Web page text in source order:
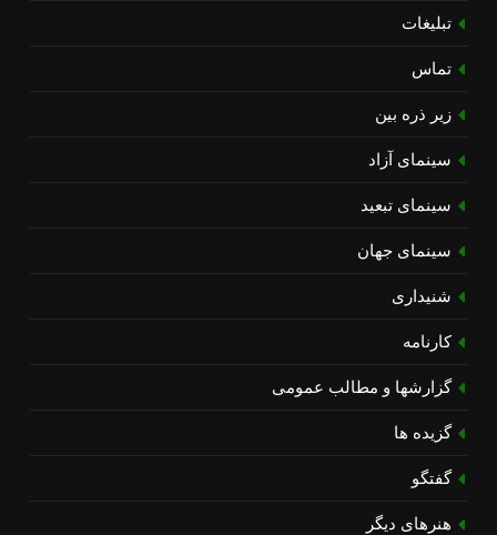
تبلیغات
تماس
زیر ذره بین
سینمای آزاد
سینمای تبعید
سینمای جهان
شنیداری
کارنامه
گزارشها و مطالب عمومی
گزیده ها
گفتگو
هنرهای دیگر